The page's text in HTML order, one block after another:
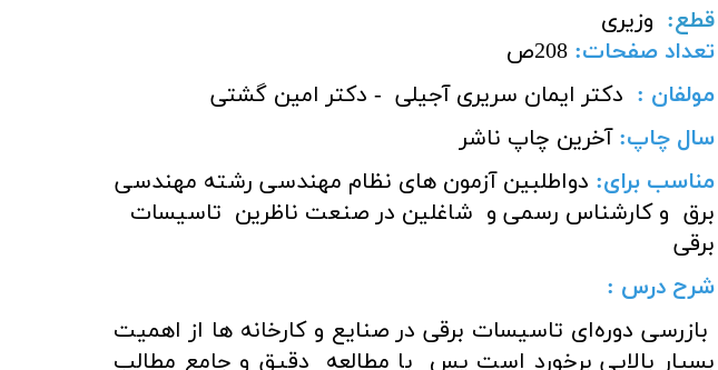
قطع: وزیری
تعداد صفحات:
208ص
مولفان : دکتر ایمان سریری آجیلی - دکتر امین گشتی
سال چاپ: آخرین چاپ ناشر
مناسب برای: دواطلبین آزمون های نظام مهندسی رشته مهندسی
برق و کارشناس رسمی و شاغلین در صنعت ناظرین تاسیسات
برقی
شرح درس :
بازرسی دوره‌ای تاسیسات برقی در صنایع و کارخانه ها از اهمیت
بسیار بالایی برخورد است پس با مطالعه دقیق و جامع مطالب